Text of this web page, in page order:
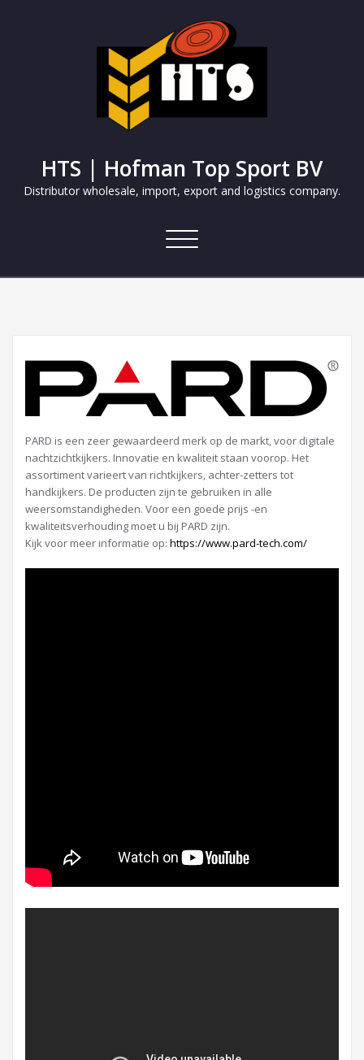
HTS | Hofman Top Sport BV
Distributor wholesale, import, export and logistics company.
Navigatie
PARD is een zeer gewaardeerd merk op de markt, voor digitale
nachtzichtkijkers. Innovatie en kwaliteit staan voorop. Het
assortiment varieert van richtkijkers, achter-zetters tot
handkijkers. De producten zijn te gebruiken in alle
weersomstandigheden. Voor een goede prijs -en
kwaliteitsverhouding moet u bij PARD zijn.
Kijk voor meer informatie op: https://www.pard-tech.com/